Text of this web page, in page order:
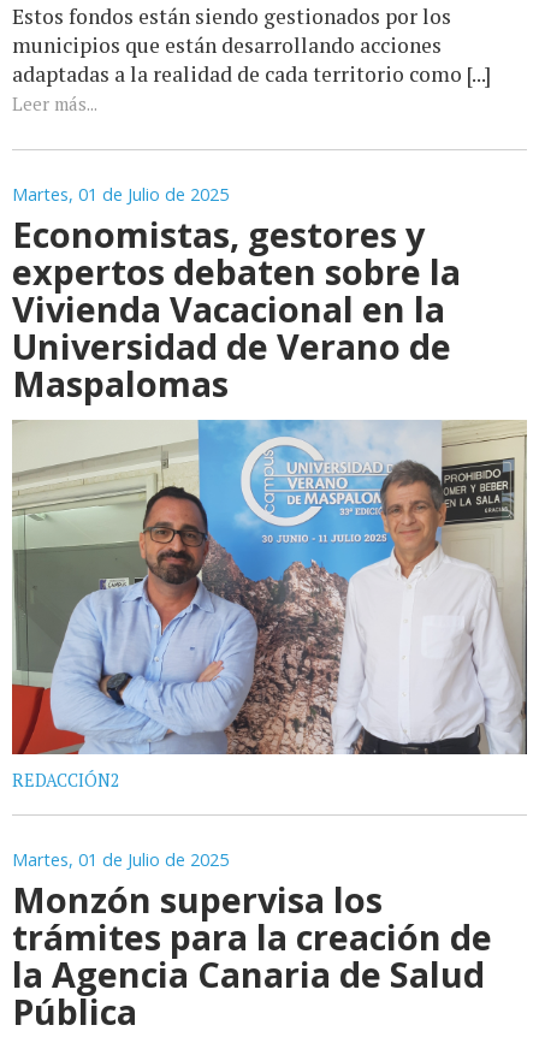
Estos fondos están siendo gestionados por los
municipios que están desarrollando acciones
adaptadas a la realidad de cada territorio como [...]
Leer más...
Martes, 01 de Julio de 2025
Economistas, gestores y
expertos debaten sobre la
Vivienda Vacacional en la
Universidad de Verano de
Maspalomas
REDACCIÓN2
Martes, 01 de Julio de 2025
Monzón supervisa los
trámites para la creación de
la Agencia Canaria de Salud
Pública